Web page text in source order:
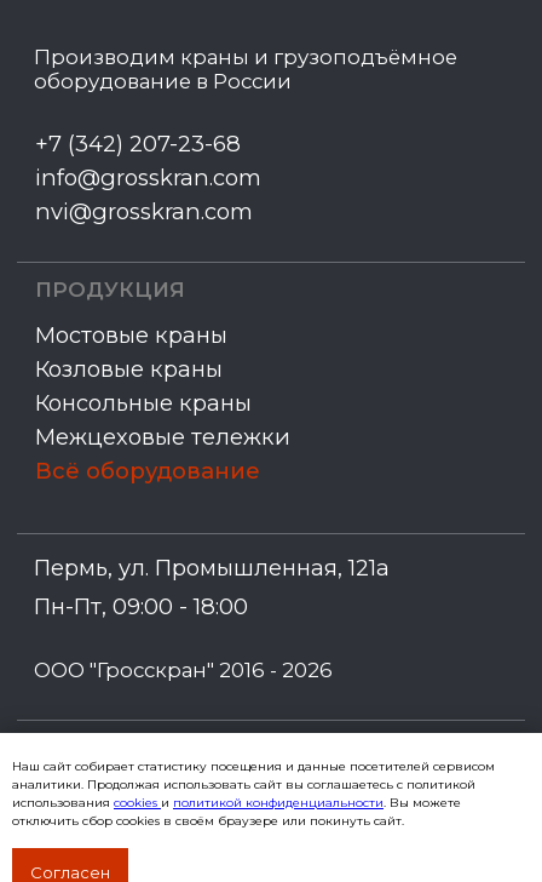
Наш сайт собирает статистику посещения и данные посетителей сервисом
аналитики. Продолжая использовать сайт вы соглашаетесь с политикой
использования cookies и политикой конфиденциальности. Вы можете
отключить сбор cookies в своём браузере или покинуть сайт.
Согласен